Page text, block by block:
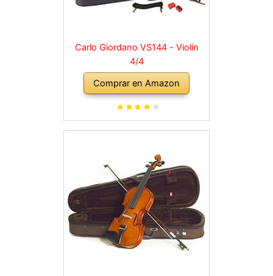
Carlo Giordano VS144 - Violín
4/4
Comprar en Amazon